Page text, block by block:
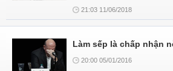
21:03 11/06/2018
Làm sếp là chấp nhận
20:00 05/01/2016